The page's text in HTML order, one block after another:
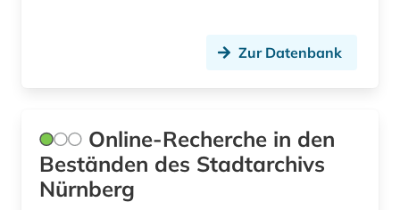
constance-marie de *1767-1845* (1)
darstellende kunst (1)
datenbank (2)
Zur Datenbank
Online-Recherche in den
Beständen des Stadtarchivs
Nürnberg